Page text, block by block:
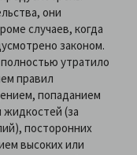
они
случаев, когда
законом.
утратило
правил
попаданием
(за
посторонних
высоких или